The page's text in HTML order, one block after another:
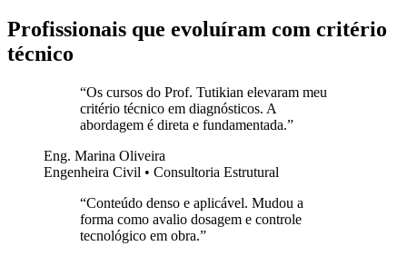
Profissionais que evoluíram com critério
técnico
“Os cursos do Prof. Tutikian elevaram meu
critério técnico em diagnósticos. A
abordagem é direta e fundamentada.”
Eng. Marina Oliveira
Engenheira Civil • Consultoria Estrutural
“Conteúdo denso e aplicável. Mudou a
forma como avalio dosagem e controle
tecnológico em obra.”